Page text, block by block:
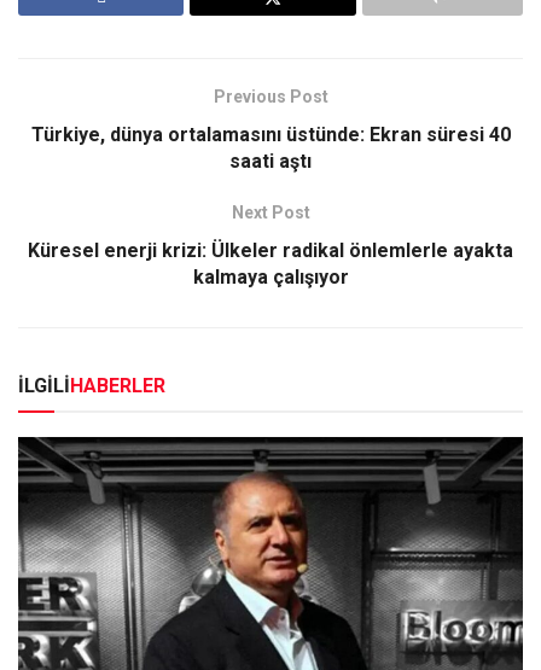
Previous Post
Türkiye, dünya ortalamasını üstünde: Ekran süresi 40
saati aştı
Next Post
Küresel enerji krizi: Ülkeler radikal önlemlerle ayakta
kalmaya çalışıyor
İLGİLİ HABERLER